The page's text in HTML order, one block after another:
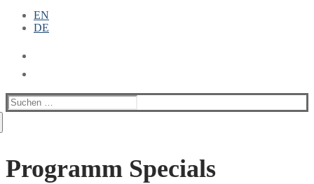
EN
DE
Suchen
nach:
Programm Specials